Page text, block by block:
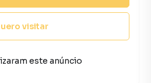
visitar
este anúncio